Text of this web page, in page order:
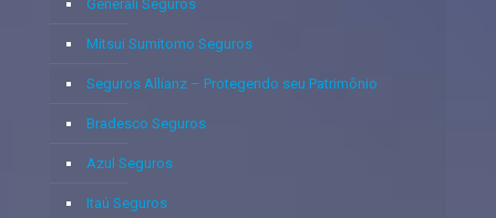
Generali Seguros
Mitsui Sumitomo Seguros
Seguros Allianz – Protegendo seu Patrimônio
Bradesco Seguros
Azul Seguros
Itaú Seguros